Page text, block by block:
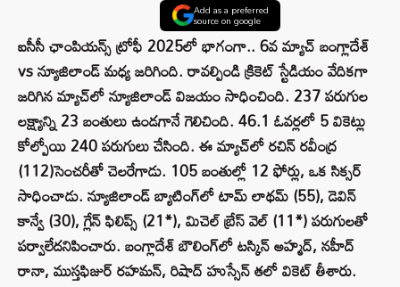
Add as a preferred
source on google
ఐసీసీ ఛాంపియన్స్ ట్రోఫీ 2025లో భాగంగా.. 6వ మ్యాచ్ బంగ్లాదేశ్
vs న్యూజిలాండ్ మధ్య జరిగింది. రావల్పిండి క్రికెట్ స్టేడియం వేదికగా
జరిగిన మ్యాచ్‌లో న్యూజిలాండ్ విజయం సాధించింది. 237 పరుగుల
లక్ష్యాన్ని 23 బంతులు ఉండగానే గెలిచింది. 46.1 ఓవర్లలో 5 వికెట్లు
కోల్పోయి 240 పరుగులు చేసింది. ఈ మ్యాచ్‌లో రచిన్ రవీంద్ర
(112)సెంచరీతో చెలరేగాడు. 105 బంతుల్లో 12 ఫోర్లు, ఒక సిక్సర్
సాధించాడు. న్యూజిలాండ్ బ్యాటింగ్‌లో టామ్ లాథమ్ (55), డెవిన్
కాన్వే (30), గ్లేన్ ఫిలిప్స్ (21*), మిచెల్ బ్రేస్ వెల్ (11*) పరుగులతో
పర్వాలేదనిపించారు. బంగ్లాదేశ్ బౌలింగ్‌లో టస్కిన్ అహ్మద్, నహీద్
రానా, ముస్తఫిజుర్ రహమన్, రిషాద్ హుస్సేన్ తలో వికెట్ తీశారు.